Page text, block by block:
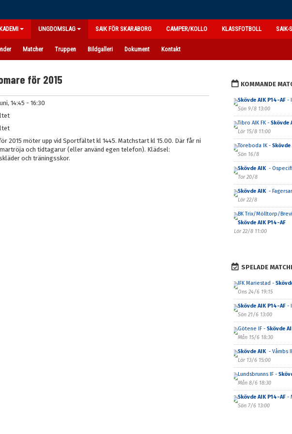
UNGDOMSLAG SAIK FÖR SKARABORG CAMPER/KOLLO KLASSFOTBOLL SAIK-
Matcher Truppen Bildgalleri Dokument Kontakt
för 2015
14:45 - 16:30
2015 möter upp vid Sportfältet kl 1445. Matchstart kl 15.00. Där får ni
och tidtagarur (eller använd egen telefon). Klädsel:
och träningsskor.
KOMMANDE
Skövde AIK P14-AF-
Sön 9/8 13:00
Tibro AIK FK - Skövde
Lör 15/8 11:00
Töreboda IK - Skövde
Sön 16/8
Skövde AIK -
Tor 20/8
Skövde AIK -
Lör 22/8
BK Trix/Mölltorp/
Skövde AIK P14-AF
Lör 22/8 11:00
SPELADE
IFK Mariestad -
Ons 24/6 19:15
Skövde AIK P14-AF-
Sön 21/6 13:00
Götene IF - Skövde
Mån 15/6 18:30
Skövde AIK - Våmbs
Lör 13/6 15:00
Lundsbrunns IF -
Mån 8/6 18:30
Skövde AIK P14-AF-
Sön 7/6 13:00